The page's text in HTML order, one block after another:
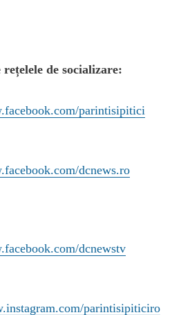
de socializare:
parintisipitici
dcnews.ro
dcnewstv
parintisipiticiro